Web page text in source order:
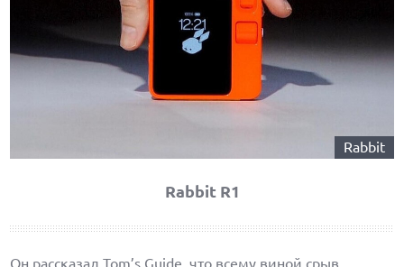
Rabbit
Rabbit R1
Он рассказал Tom’s Guide, что всему виной срыв